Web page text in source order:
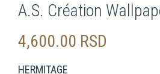
A.S. Création
4,600.00 RSD
HERMITAGE